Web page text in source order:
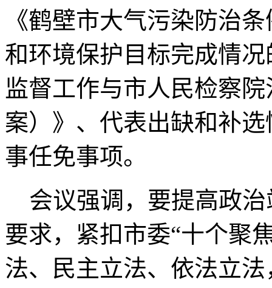
《鹤壁市大气污染防治
和环境保护目标完成情
监督工作与市人民检察
案）》、代表出缺和补
事任免事项。
会议强调，要提高政治
要求，紧扣市委“十个聚
法、民主立法、依法立